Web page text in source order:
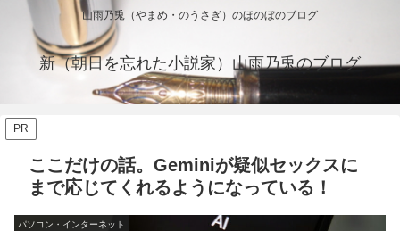
山雨乃兎（やまめ・のうさぎ）のほのぼのブログ
新（朝日を忘れた小説家）山雨乃兎のブログ
PR
ここだけの話。Geminiが疑似セックスに
まで応じてくれるようになっている！
パソコン・インターネット